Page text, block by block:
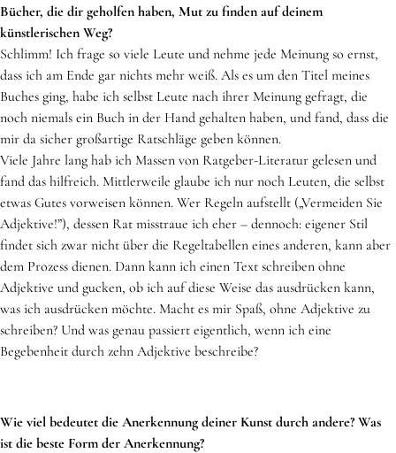
Bücher, die dir geholfen haben, Mut zu finden auf deinem
künstlerischen Weg?
Schlimm! Ich frage so viele Leute und nehme jede Meinung so ernst,
dass ich am Ende gar nichts mehr weiß. Als es um den Titel meines
Buches ging, habe ich selbst Leute nach ihrer Meinung gefragt, die
noch niemals ein Buch in der Hand gehalten haben, und fand, dass die
mir da sicher großartige Ratschläge geben können.
Viele Jahre lang hab ich Massen von Ratgeber-Literatur gelesen und
fand das hilfreich. Mittlerweile glaube ich nur noch Leuten, die selbst
etwas Gutes vorweisen können. Wer Regeln aufstellt („Vermeiden Sie
Adjektive!”), dessen Rat misstraue ich eher – dennoch: eigener Stil
findet sich zwar nicht über die Regeltabellen eines anderen, kann aber
dem Prozess dienen. Dann kann ich einen Text schreiben ohne
Adjektive und gucken, ob ich auf diese Weise das ausdrücken kann,
was ich ausdrücken möchte. Macht es mir Spaß, ohne Adjektive zu
schreiben? Und was genau passiert eigentlich, wenn ich eine
Begebenheit durch zehn Adjektive beschreibe?
Wie viel bedeutet die Anerkennung deiner Kunst durch andere? Was
ist die beste Form der Anerkennung?